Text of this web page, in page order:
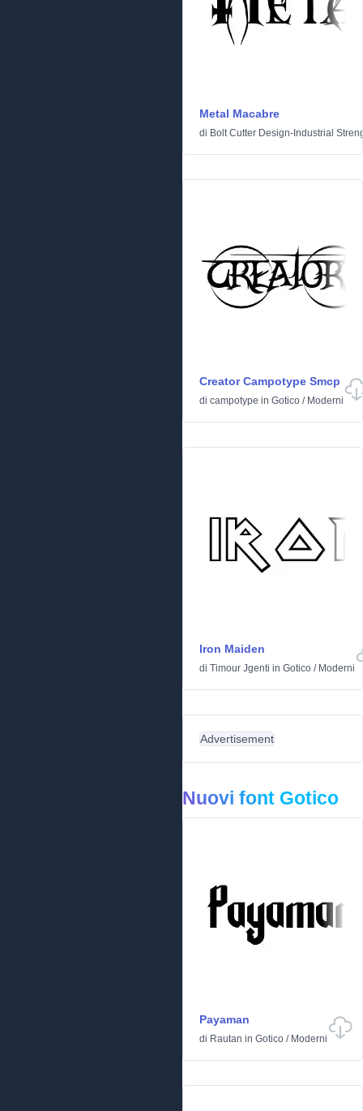
Metal Macabre
di Bolt Cutter Design-Industrial
Creator Campotype Smcp
di campotype in Gotico / Moderni
Iron Maiden
di Timour Jgenti in Gotico / Moderni
Advertisement
Nuovi font Gotico
Payaman
di Rautan in Gotico / Moderni